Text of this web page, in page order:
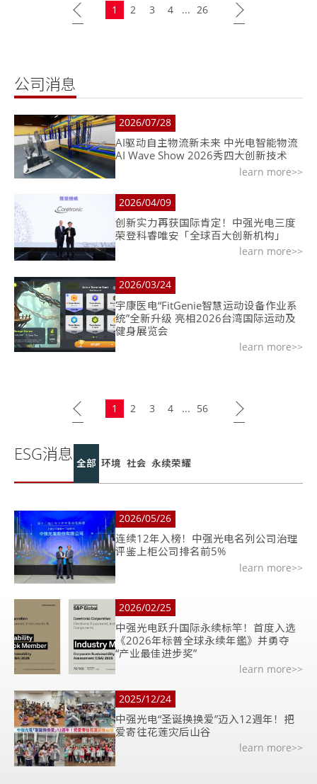
1 2 3 4 ... 26
公司消息
2026/07/28
AI驱动自主物流新未来 中光电智能物流
AI Wave Show 2026秀四大创新技术
learn more>>
2026/04/09
创新实力再获国际肯定！中强光电三度
荣登科睿唯安「全球百大创新机构」
learn more>>
2026/03/24
宇康医电“FitGenie智慧运动设备作业系
统”全新升级 亮相2026台湾国际运动及
健身展览会
learn more>>
1 2 3 4 ... 56
ESG消息 全部 环境 社会 永续荣耀
2026/05/26
连续12年入榜！中强光电名列公司治理
评鉴上柜公司排名前5%
learn more>>
2026/02/25
中强光电跃升国际永续标竿！首度入选
《2026年标普全球永续年鑑》并勇夺
“产业最佳进步奖”
learn more>>
2025/12/24
中强光电“圣诞换换爱”迈入12週年！把
爱寄往花莲灾后山谷
learn more>>